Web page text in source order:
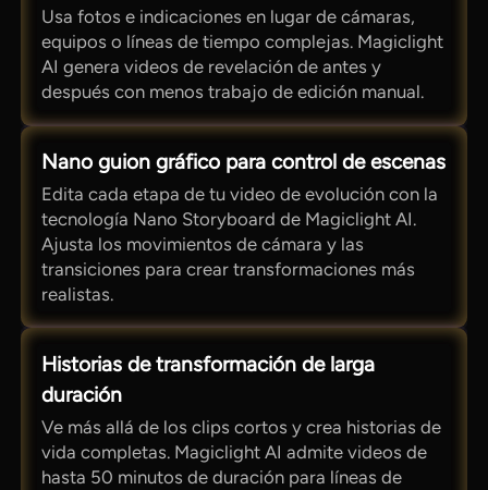
Usa fotos e indicaciones en lugar de cámaras,
equipos o líneas de tiempo complejas. Magiclight
AI genera videos de revelación de antes y
después con menos trabajo de edición manual.
Nano guion gráfico para control de escenas
Edita cada etapa de tu video de evolución con la
tecnología Nano Storyboard de Magiclight AI.
Ajusta los movimientos de cámara y las
transiciones para crear transformaciones más
realistas.
Historias de transformación de larga
duración
Ve más allá de los clips cortos y crea historias de
vida completas. Magiclight AI admite videos de
hasta 50 minutos de duración para líneas de